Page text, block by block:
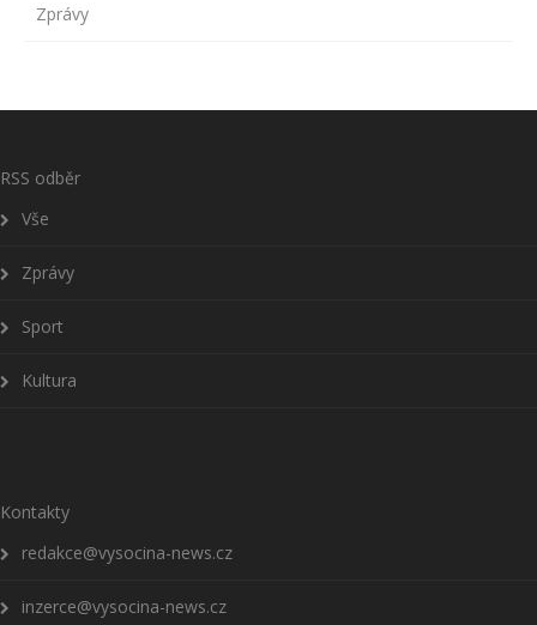
Zprávy
RSS odběr
Vše
Zprávy
Sport
Kultura
Kontakty
redakce@vysocina-news.cz
inzerce@vysocina-news.cz